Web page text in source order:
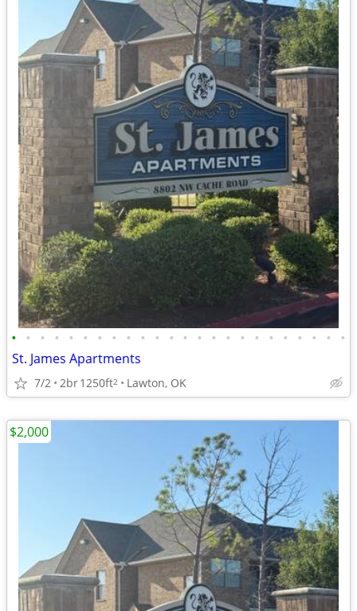
• • • • • • • • • • • • • • • • • • • • • • • •
St. James Apartments
7/2 2br1250ft2 Lawton, OK
$2,000